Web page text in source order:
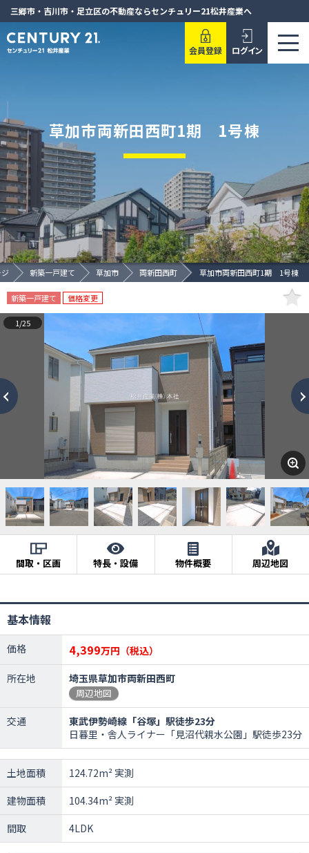
三郷市・吉川市・足立区の不動産ならセンチュリー21松井産業へ
会員登録 ログイン
新築一戸建て 草加市 両新田西町 草加市両新田西町1期 1号棟
新築一戸建て 価格変更
草加市両新田西町1期 1号棟
1/25
間取・区画 特長・設備 物件概要 周辺地図
基本情報
価格 4,399万円（税込）
所在地
埼玉県草加市両新田西町
周辺地図
交通
東武伊勢崎線「谷塚」駅徒歩23分
日暮里・舎人ライナー「見沼代親水公園」駅徒歩23分
土地面積
124.72m² 実測
建物面積
104.34m² 実測
間取
4LDK